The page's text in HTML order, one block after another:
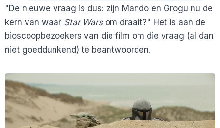
"De nieuwe vraag is dus: zijn Mando en Grogu nu de
kern van waar Star Warsom draait?" Het is aan de
bioscoopbezoekers van die film om die vraag (al dan
niet goeddunkend) te beantwoorden.